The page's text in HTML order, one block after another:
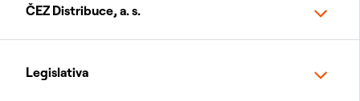
ČEZ Distribuce, a. s.
Legislativa